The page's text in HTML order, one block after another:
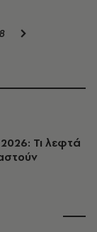
8
Τι λεφτά